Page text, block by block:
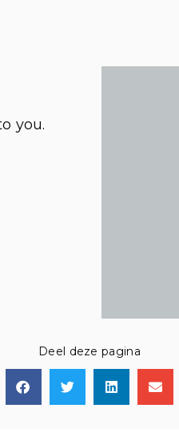
you.
Deel deze pagina